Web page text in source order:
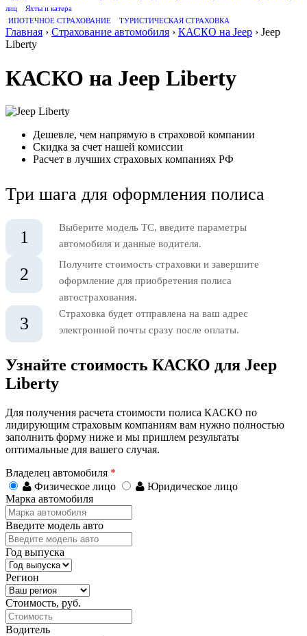
лиц
Яхты и катера
ИПОТЕЧНОЕ СТРАХОВАНИЕ
ТУРИСТИЧЕСКАЯ СТРАХОВКА
Главная › Страхование автомобиля › КАСКО на Jeep › Jeep
Liberty
КАСКО на Jeep Liberty
Дешевле, чем напрямую в страховой компании
Скидка за счет нашей комиссии
Расчет в лучших страховых компаниях РФ
Три шага для оформления полиса
1
Выберите модель ТС, введите параметры
автомобиля и данные водителя.
2
Получите стоимость страховки и завершите
оформление для приобретения полиса
автострахования.
3
Страховка будет отправлена на ваш адрес
электронной почты сразу после оплаты.
Узнайте стоимость КАСКО для Jeep
Liberty
Для получения расчета стоимости полиса КАСКО по
лидирующим страховым компаниям вам нужно полностью
заполнить форму ниже и мы пришлем результаты
оптимальные для вашего случая.
Владелец автомобиля *
Физическое лицо
Юридическое лицо
Марка автомобиля
Введите модель авто
Год выпуска
Регион
Стоимость, руб.
Водитель